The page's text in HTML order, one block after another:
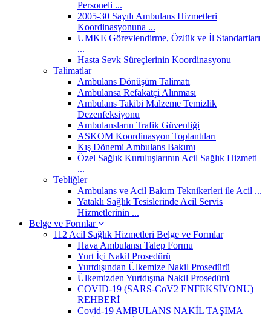
Personeli ...
2005-30 Sayılı Ambulans Hizmetleri
Koordinasyonuna ...
UMKE Görevlendirme, Özlük ve İl Standartları
...
Hasta Sevk Süreçlerinin Koordinasyonu
Talimatlar
Ambulans Dönüşüm Talimatı
Ambulansa Refakatçi Alınması
Ambulans Takibi Malzeme Temizlik
Dezenfeksiyonu
Ambulansların Trafik Güvenliği
ASKOM Koordinasyon Toplantıları
Kış Dönemi Ambulans Bakımı
Özel Sağlık Kuruluşlarının Acil Sağlık Hizmeti
...
Tebliğler
Ambulans ve Acil Bakım Teknikerleri ile Acil ...
Yataklı Sağlık Tesislerinde Acil Servis
Hizmetlerinin ...
Belge ve Formlar
112 Acil Sağlık Hizmetleri Belge ve Formlar
Hava Ambulansı Talep Formu
Yurt İçi Nakil Prosedürü
Yurtdışından Ülkemize Nakil Prosedürü
Ülkemizden Yurtdışına Nakil Prosedürü
COVID-19 (SARS-CoV2 ENFEKSİYONU)
REHBERİ
Covid-19 AMBULANS NAKİL TAŞIMA